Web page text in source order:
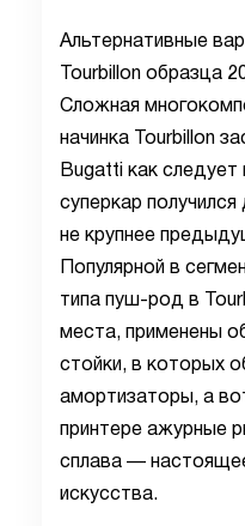
Альтернативные
Tourbillon образца
Сложная
начинка Tourbillon
Bugatti как
суперкар
не крупнее
Популярной в
типа пуш-род в
места, применены
стойки, в которых
амортизаторы, а
принтере ажурные
сплава —
искусства.